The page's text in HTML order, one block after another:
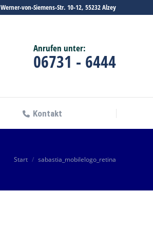
Werner-von-Siemens-Str. 10-12, 55232 Alzey
Anrufen unter:
06731 - 6444
Kontakt
Sie befinden sich hier:
Start sabastia_mobilelogo_retina
Kontakt